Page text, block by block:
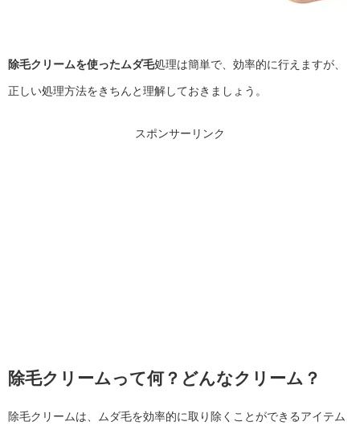
除毛クリームを使ったムダ毛処理は簡単で、効率的に行えますが、
正しい処理方法をきちんと理解しておきましょう。
スポンサーリンク
除毛クリームって何？どんなクリーム？
除毛クリームは、ムダ毛を効率的に取り除くことができるアイテム